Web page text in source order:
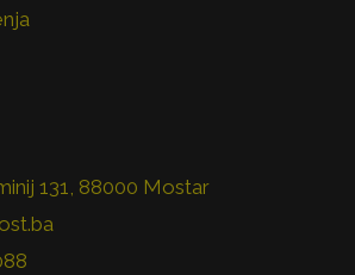
131, 88000 Mostar